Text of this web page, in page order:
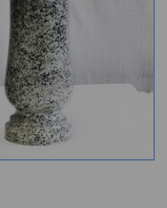
stolky
kamene